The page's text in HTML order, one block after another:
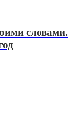
словами.